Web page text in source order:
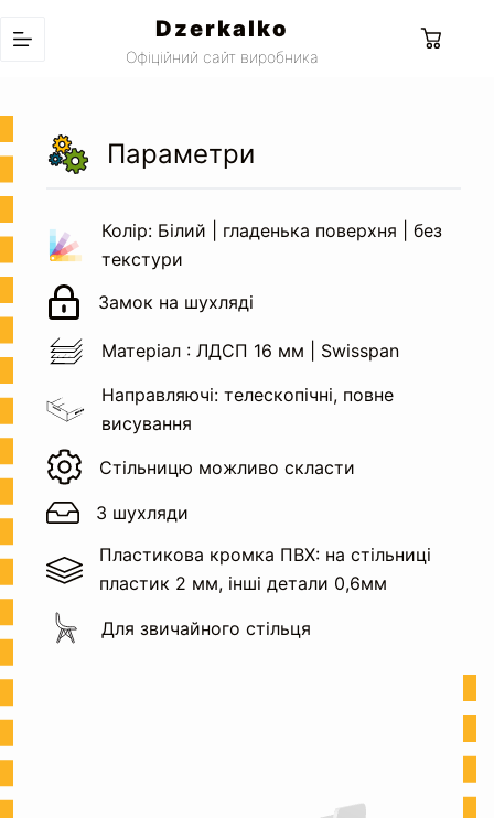
до
Dzerkalko
Офіційний сайт виробника Кошик
Параметри
Колір: Білий | гладенька поверхня | без
текстури
Замок на шухляді
Матеріал : ЛДСП 16 мм | Swisspan
Направляючі: телескопічні, повне
висування
Стільницю можливо скласти
3 шухляди
Пластикова кромка ПВХ: на стільниці
пластик 2 мм, інші детали 0,6мм
Для звичайного стільця